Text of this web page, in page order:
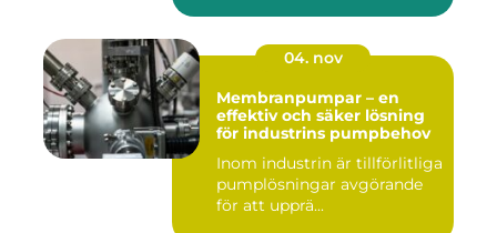
04. nov
Membranpumpar – en
effektiv och säker lösning
för industrins pumpbehov
Inom industrin är tillförlitliga
pumplösningar avgörande
för att upprä...